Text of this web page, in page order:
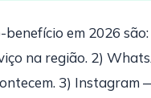
em 2026
na região. 2)
3) Instagram